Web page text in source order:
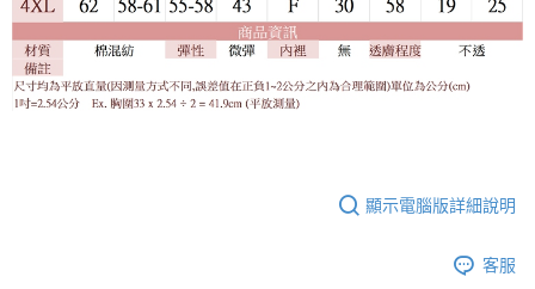
顯示電腦版詳細說明
客服